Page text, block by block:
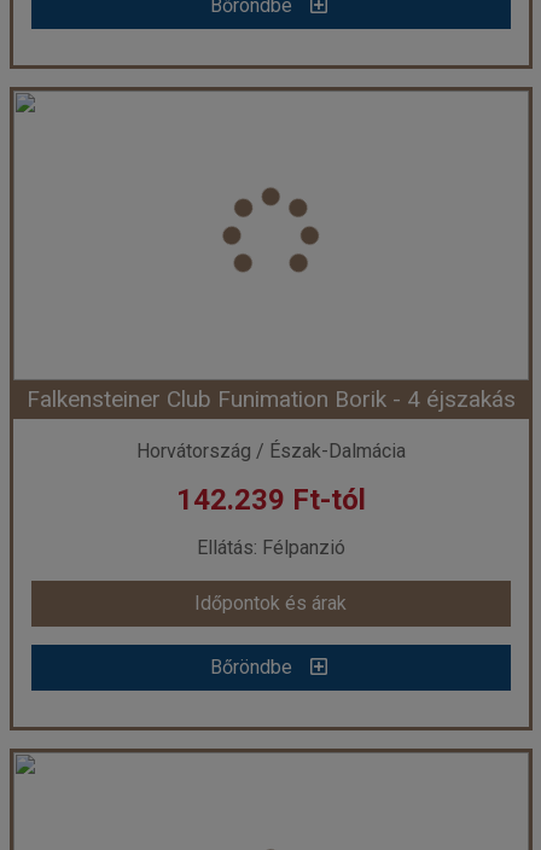
Bőröndbe
Mininyaralás mandarinszürettel - Körutazás Boszniában és Horvátországban ***
Város:Mostar
Utazás módja:Busszal
Ellátás:
Félpanzió
Szálláskategória:Hotel ***
Időpont: 2026-10-14 | 4 éj
már 141.995 Ft-tól
Időpontok és árak
Bőröndbe
Falkensteiner Club Funimation Borik - 4 éjszakás
Horvátország / Észak-Dalmácia
142.239 Ft-tól
Ellátás: Félpanzió
Időpontok és árak
Bőröndbe
Falkensteiner Club Funimation Borik - 4 éjszakás